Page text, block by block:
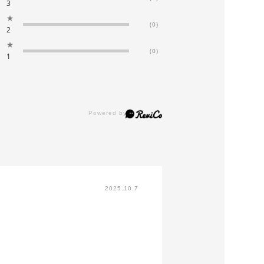
3
★
2
(0)
★
1
(0)
2025.10.7